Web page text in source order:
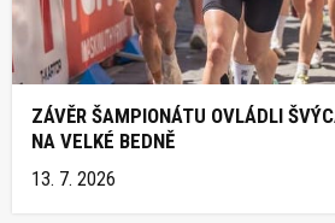
ZÁVĚR ŠAMPIONÁTU OVLÁDLI
NA VELKÉ BEDNĚ
13. 7. 2026